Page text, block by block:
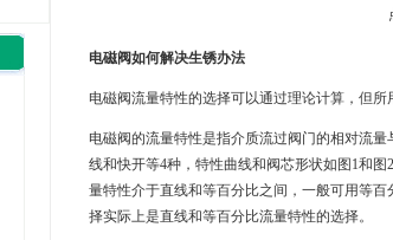
电磁阀如何解决生锈办法
电磁阀流量特性的选择可以通过理论计算，但所
电磁阀的流量特性是指介质流过阀门的相对流
线和快开等4种，特性曲线和阀芯形状如图1和
量特性介于直线和等百分比之间，一般可用等
择实际上是直线和等百分比流量特性的选择。